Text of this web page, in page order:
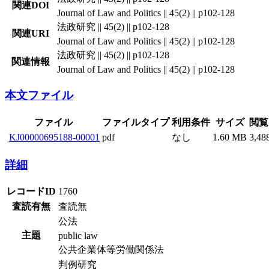
関連DOI
Journal of Law and Politics || 45(2) || p102-128
関連URI
法政研究 || 45(2) || p102-128
Journal of Law and Politics || 45(2) || p102-128
関連情報
法政研究 || 45(2) || p102-128
Journal of Law and Politics || 45(2) || p102-128
本文ファイル
ファイル ファイルタイプ 利用条件 サイズ 閲
KJ00000695188-00001 pdf なし 1.60 MB
詳細
レコードID 1760
査読有無
査読無
主題
公法
public law
公共企業体等労働関係法
判例研究